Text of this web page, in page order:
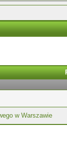
w Warszawie